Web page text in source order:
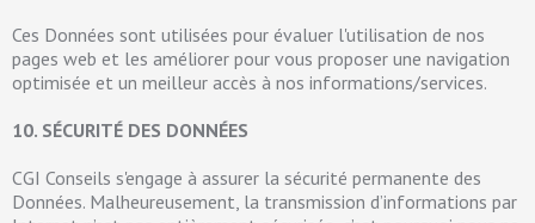
Ces Données sont utilisées pour évaluer l'utilisation de nos
pages web et les améliorer pour vous proposer une navigation
optimisée et un meilleur accès à nos informations/services.
10. SÉCURITÉ DES DONNÉES
CGI Conseils s'engage à assurer la sécurité permanente des
Données. Malheureusement, la transmission d’informations par